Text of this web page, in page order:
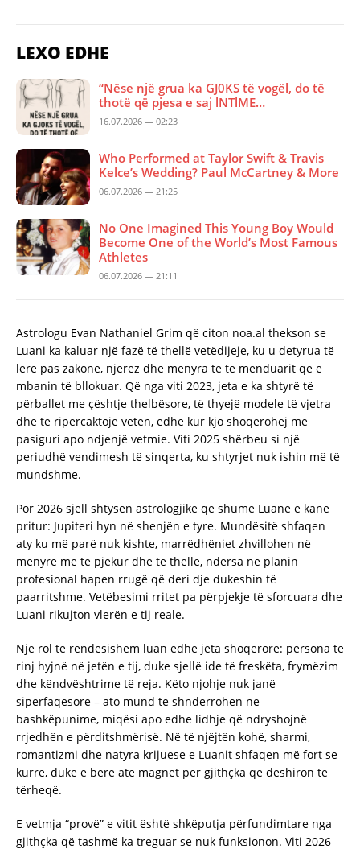
LEXO EDHE
“Nëse një grua ka GJ0KS të vogël, do të
thotë që pjesa e saj lNTlME…
16.07.2026 — 02:23
Who Performed at Taylor Swift & Travis
Kelce’s Wedding? Paul McCartney & More
06.07.2026 — 21:25
No One Imagined This Young Boy Would
Become One of the World’s Most Famous
Athletes
06.07.2026 — 21:11
Astrologu Evan Nathaniel Grim që citon noa.al thekson se
Luani ka kaluar një fazë të thellë vetëdijeje, ku u detyrua të
lërë pas zakone, njerëz dhe mënyra të të menduarit që e
mbanin të bllokuar. Që nga viti 2023, jeta e ka shtyrë të
përballet me çështje thelbësore, të thyejë modele të vjetra
dhe të ripërcaktojë veten, edhe kur kjo shoqërohej me
pasiguri apo ndjenjë vetmie. Viti 2025 shërbeu si një
periudhë vendimesh të sinqerta, ku shtyrjet nuk ishin më të
mundshme.
Por 2026 sjell shtysën astrologjike që shumë Luanë e kanë
pritur: Jupiteri hyn në shenjën e tyre. Mundësitë shfaqen
aty ku më parë nuk kishte, marrëdhëniet zhvillohen në
mënyrë më të pjekur dhe të thellë, ndërsa në planin
profesional hapen rrugë që deri dje dukeshin të
paarritshme. Vetëbesimi rritet pa përpjekje të sforcuara dhe
Luani rikujton vlerën e tij reale.
Një rol të rëndësishëm luan edhe jeta shoqërore: persona të
rinj hyjnë në jetën e tij, duke sjellë ide të freskëta, frymëzim
dhe këndvështrime të reja. Këto njohje nuk janë
sipërfaqësore – ato mund të shndërrohen në
bashkëpunime, miqësi apo edhe lidhje që ndryshojnë
rrjedhën e përditshmërisë. Në të njëjtën kohë, sharmi,
romantizmi dhe natyra krijuese e Luanit shfaqen më fort se
kurrë, duke e bërë atë magnet për gjithçka që dëshiron të
tërheqë.
E vetmja “provë” e vitit është shkëputja përfundimtare nga
gjithçka që tashmë ka treguar se nuk funksionon. Viti 2026